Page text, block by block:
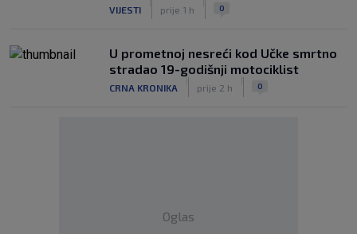
VIJESTI prije 1 h 0
U prometnoj nesreći kod Učke smrtno
stradao 19-godišnji motociklist
CRNA KRONIKA prije 2 h 0
Oglas